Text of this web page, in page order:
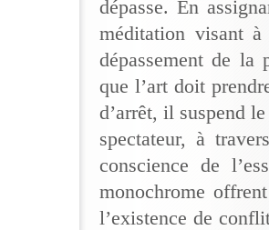
dépasse. En
méditation visant à
dépassement de
que l’art doit
d’arrêt, il suspend
spectateur, à
conscience de
monochrome
l’existence de